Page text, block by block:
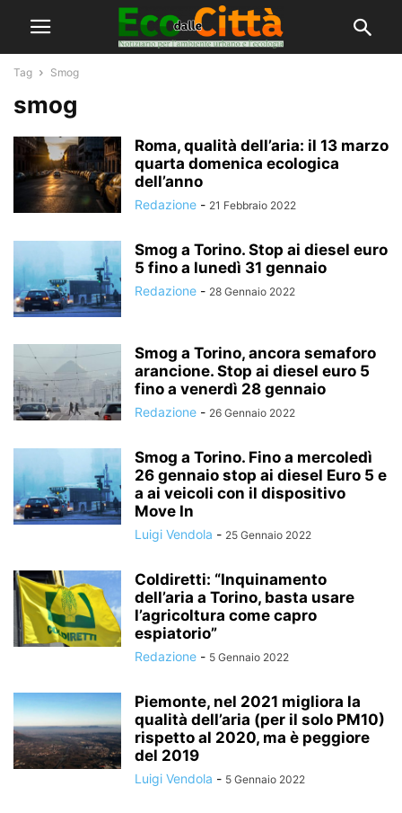
Tag Smog
smog
Roma, qualità dell’aria: il 13 marzo
quarta domenica ecologica
dell’anno
Redazione - 21 Febbraio 2022
Smog a Torino. Stop ai diesel euro
5 fino a lunedì 31 gennaio
Redazione - 28 Gennaio 2022
Smog a Torino, ancora semaforo
arancione. Stop ai diesel euro 5
fino a venerdì 28 gennaio
Redazione - 26 Gennaio 2022
Smog a Torino. Fino a mercoledì
26 gennaio stop ai diesel Euro 5 e
a ai veicoli con il dispositivo
Move In
Luigi Vendola - 25 Gennaio 2022
Coldiretti: “Inquinamento
dell’aria a Torino, basta usare
l’agricoltura come capro
espiatorio”
Redazione - 5 Gennaio 2022
Piemonte, nel 2021 migliora la
qualità dell’aria (per il solo PM10)
rispetto al 2020, ma è peggiore
del 2019
Luigi Vendola - 5 Gennaio 2022